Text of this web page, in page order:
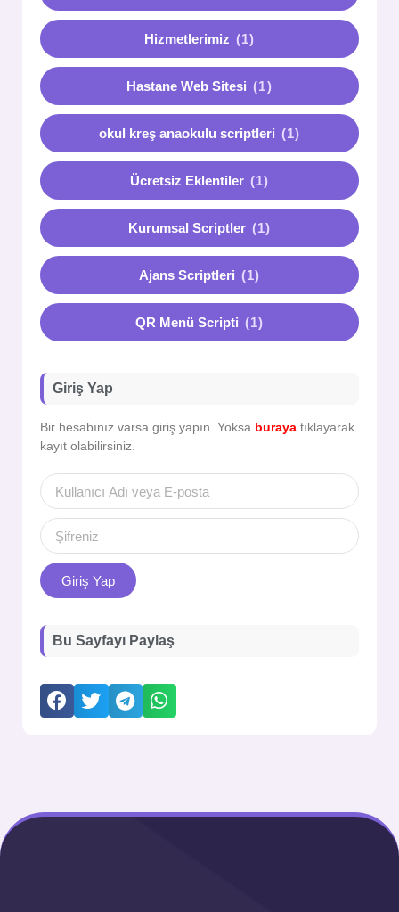
Hizmetlerimiz (1)
Hastane Web Sitesi (1)
okul kreş anaokulu scriptleri (1)
Ücretsiz Eklentiler (1)
Kurumsal Scriptler (1)
Ajans Scriptleri (1)
QR Menü Scripti (1)
Giriş Yap
Bir hesabınız varsa giriş yapın. Yoksa buraya tıklayarak
kayıt olabilirsiniz.
Giriş Yap
Bu Sayfayı Paylaş